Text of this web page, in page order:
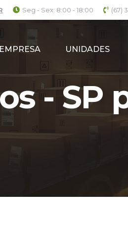
Seg - Sex: 8:00 - 18:00 (67)
UNIDADES
- SP